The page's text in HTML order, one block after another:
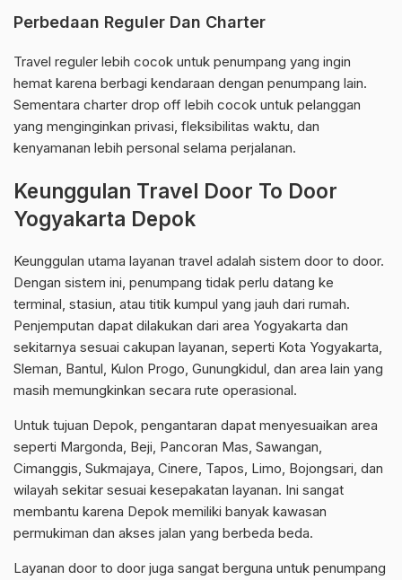
Perbedaan Reguler Dan Charter
Travel reguler lebih cocok untuk penumpang yang ingin
hemat karena berbagi kendaraan dengan penumpang lain.
Sementara charter drop off lebih cocok untuk pelanggan
yang menginginkan privasi, fleksibilitas waktu, dan
kenyamanan lebih personal selama perjalanan.
Keunggulan Travel Door To Door
Yogyakarta Depok
Keunggulan utama layanan travel adalah sistem door to door.
Dengan sistem ini, penumpang tidak perlu datang ke
terminal, stasiun, atau titik kumpul yang jauh dari rumah.
Penjemputan dapat dilakukan dari area Yogyakarta dan
sekitarnya sesuai cakupan layanan, seperti Kota Yogyakarta,
Sleman, Bantul, Kulon Progo, Gunungkidul, dan area lain yang
masih memungkinkan secara rute operasional.
Untuk tujuan Depok, pengantaran dapat menyesuaikan area
seperti Margonda, Beji, Pancoran Mas, Sawangan,
Cimanggis, Sukmajaya, Cinere, Tapos, Limo, Bojongsari, dan
wilayah sekitar sesuai kesepakatan layanan. Ini sangat
membantu karena Depok memiliki banyak kawasan
permukiman dan akses jalan yang berbeda beda.
Layanan door to door juga sangat berguna untuk penumpang